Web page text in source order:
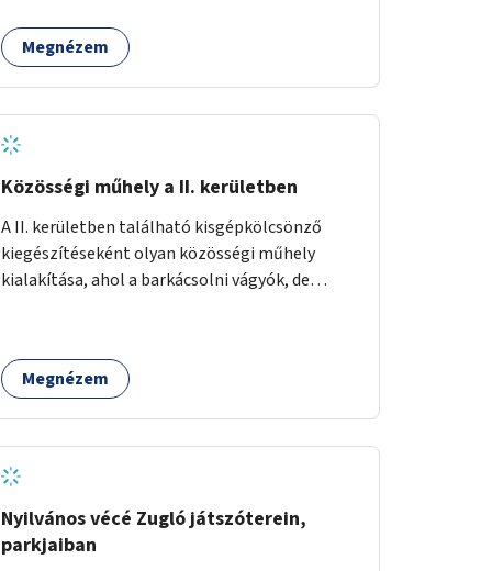
családbarát kerékpáros útvonal alakítható ki,
amely többek között iskolákhoz, kulturális
Megnézem
Közösségi műhely a II. kerületben
A II. kerületben található kisgépkölcsönző
kiegészítéseként olyan közösségi műhely
kialakítása, ahol a barkácsolni vágyók, de
megfelelő helyet.
Megnézem
Nyilvános vécé Zugló játszóterein,
parkjaiban